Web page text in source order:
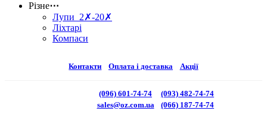
Різне⋯
Лупи 2✗-20✗
Ліхтарі
Компаси
Контакти Оплата і доставка Акції
(096) 601-74-74
sales@oz.com.ua
(093) 482-74-74
(066) 187-74-74